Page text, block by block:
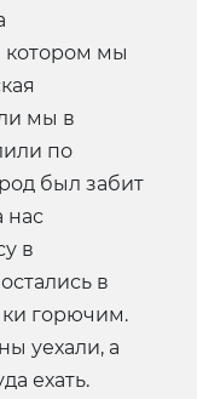
котором мы
мы в
по
был забит
нас
в
в
горючим.
уехали, а
ехать.